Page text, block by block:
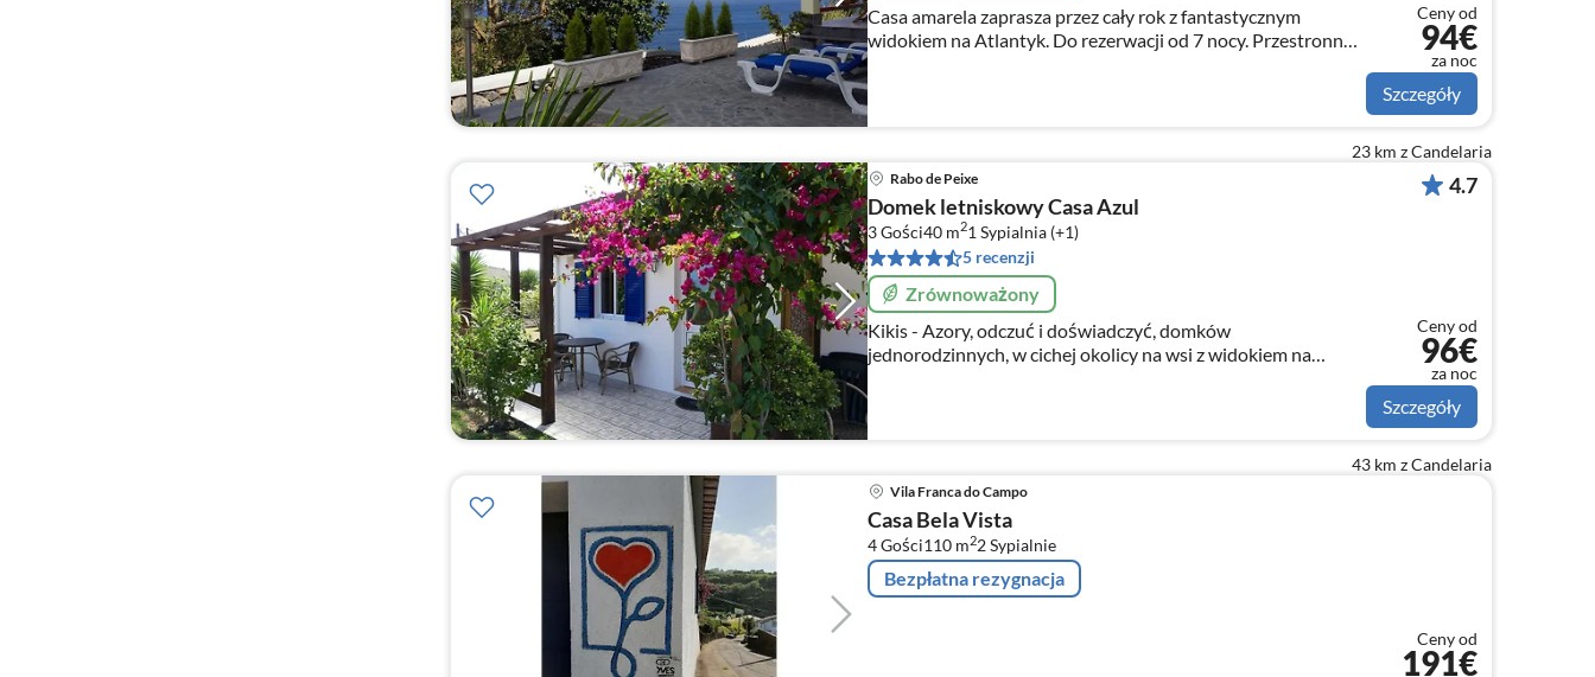
Casa amarela zaprasza przez cały rok z fantastycznym
widokiem na Atlantyk. Do rezerwacji od 7 nocy. Przestronne,
przytulne, nowoczesny styl wiejski, spokojna lokalizacja.
Ceny od
94€
za noc
Szczegóły
23 km z Candelaria
Rabo de Peixe
Domek letniskowy Casa Azul
3 Gości40 m21 Sypialnia (+1)
5 recenzji
Zrównoważony
Kikis - Azory, odczuć i doświadczyć, domków
jednorodzinnych, w cichej okolicy na wsi z widokiem na
4.7
Ceny od
96€
za noc
Szczegóły
43 km z Candelaria
Vila Franca do Campo
Casa Bela Vista
4 Gości110 m22Sypialnie
Bezpłatna rezygnacja
Ceny od
191€